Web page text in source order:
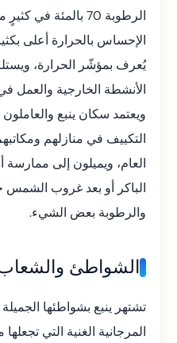
الرطوبة 70 بالمئة
الإحساس بالحرارة أعلى
يُعرف بمؤشّر الحرارة،
الأنشطة الخارجية والعمل
ويعتمد سكان ينبع والعاملون
التكييف في منازلهم
العام، ويميلون إلى
الباكر أو بعد غروب
والرطوبة بعض الشيء.
الشواطئ والشعاب
تشتهر ينبع بشواطئها
المرجانية الغنية التي